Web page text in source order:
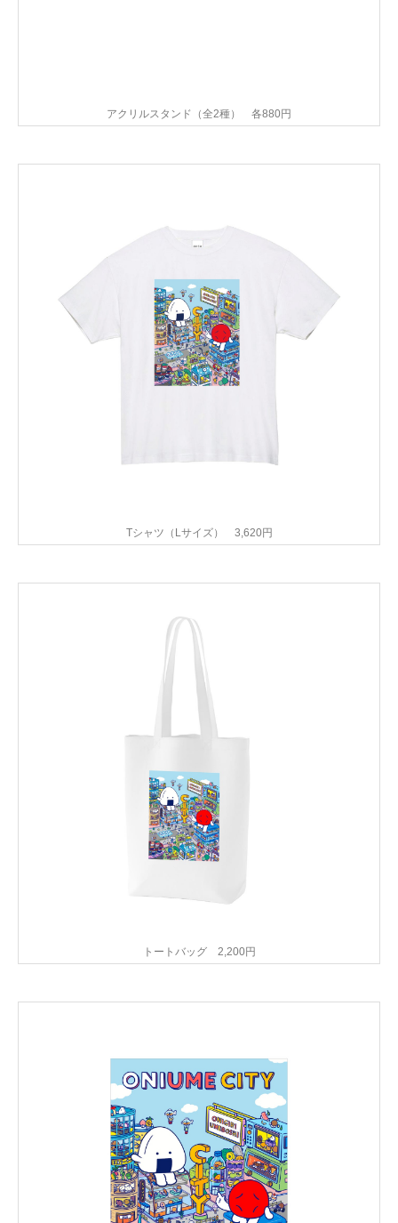
アクリルスタンド（全2種） 各880円
Tシャツ（Lサイズ） 3,620円
トートバッグ 2,200円